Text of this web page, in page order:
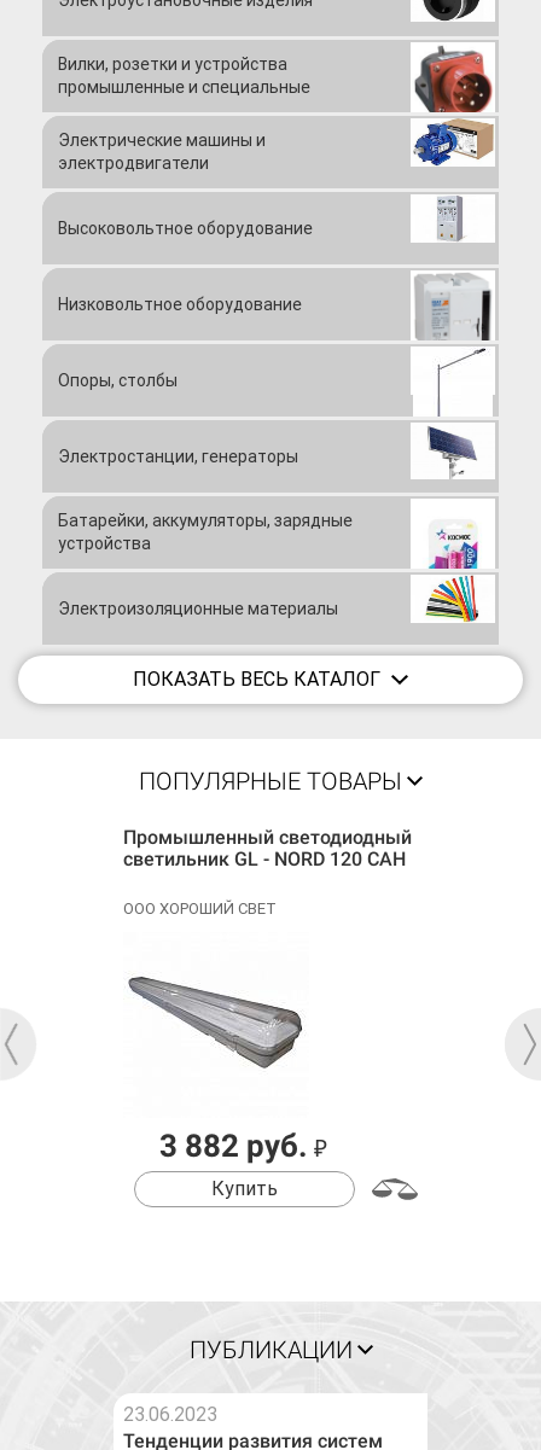
Миссия портала ЭЛЕКТРОТЕХНИКА.РФ
– создать единую
площадку, где бы встретились продавец и покупатель без
посредников для заключения обоюдовыгодных сделок, где можно
оперативно получить квалифицированную консультацию по
сложным электротехническим вопросам от первого лица, где
специалисты помогут правильно подобрать всё необходимое
оборудование для электромонтажа и приобрести его в несколько
кликов.
Мы создаем вместе с вами «честный» портал, потому что хотим
жить и работать в мире, где люди общаются друг с другом лицом к
Но для насЭЛЕКТРОТЕХНИКА.РФ- не просто интернет-сайт. Это,
в первую очередь, большое дело, которое вдохновляет нас,
заставляет каждое утро просыпаться и с интересом продолжать
работу. Мы открыты для общения и сотрудничества со всеми.
Именно открытость заставляет нас выполнять обещания,
соблюдать стандарты и работать строго в рамках закона. И
открытость для нас - не просто модный тренд. Это наше глубокое
убеждение, философия и ценность, которую мы хотим нести миру,
но за каждым таким простым принципом - труд, терпение, смелость
всей нашей команды. Мы создаём такой мир, делая очень простым
общение продавцов и покупателей. Это лишь способ жить так, как
мы хотим!
Если вы испытываете похожие чувства - присоединяйтесь к нам
и пользуйтесь порталом!
ПРЕДЛОЖЕНИЯпо улучшению работы портала просьба
отправлять на почту:
info@electrotechnique.ru
8 800 550-85-65
Вилки, розетки и устройства
промышленные и специальные
Электрические машины и
электродвигатели
Высоковольтное оборудование
Низковольтное оборудование
Опоры, столбы
Электростанции, генераторы
Батарейки, аккумуляторы, зарядные
устройства
Электроизоляционные материалы
ПОКАЗАТЬ ВЕСЬ КАТАЛОГ
ПОПУЛЯРНЫЕ ТОВАРЫ
Промышленный светодиодный
светильник GL - NORD 120 САН
ООО ХОРОШИЙ СВЕТ
3 882 руб. ₽
Купить
ПУБЛИКАЦИИ
23.06.2023
Тенденции развития систем